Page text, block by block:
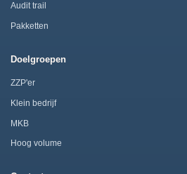
Audit trail
Pakketten
Doelgroepen
ZZP'er
Klein bedrijf
MKB
Hoog volume